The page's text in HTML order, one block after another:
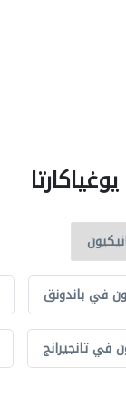
في باندونق
في تانجيرانج